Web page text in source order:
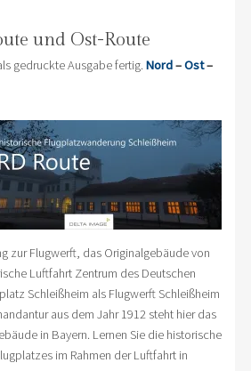
und Ost-Route
gedruckte Ausgabe fertig. Nord–Ost–
zur Flugwerft, das Originalgebäude von
Luftfahrt Zentrum des Deutschen
Schleißheim als Flugwerft Schleißheim
aus dem Jahr 1912 steht hier das
in Bayern. Lernen Sie die historische
im Rahmen der Luftfahrt in